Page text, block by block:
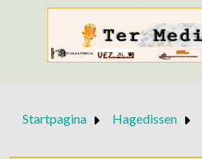
Startpagina Hagedissen